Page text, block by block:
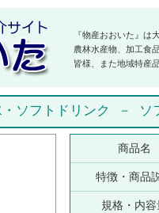
『物産おおいた』は
農林水産物、加工食
皆様、また地域特産
ソフトドリンク － ソ
商品名
特徴・商品
規格・内容